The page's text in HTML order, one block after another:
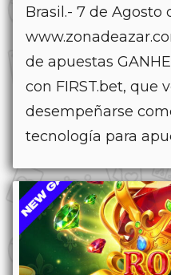
Brasil.- 7 de Agosto
de apuestas
con FIRST.bet, que
desempeñarse
tecnología para